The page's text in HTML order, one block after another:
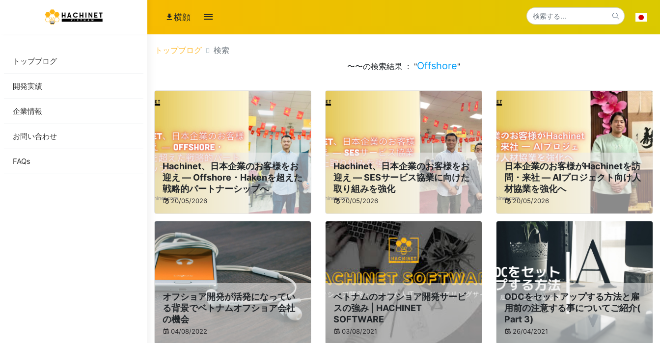
横顔
トップブログ
開発実績
企業情報
お問い合わせ
FAQs
トップブログ
検索
〜〜の検索結果 : "Offshore"
Hachinet、日本企業のお客様をお
迎え ― Offshore・Hakenを超えた
戦略的パートナーシップへ
20/05/2026
Hachinet、日本企業のお客様をお
迎え ― SESサービス協業に向けた
取り組みを強化
20/05/2026
日本企業のお客様がHachinetを訪
問・来社 ― AIプロジェクト向け人
材協業を強化へ
20/05/2026
オフショア開発が活発になってい
る背景でベトナムオフショア会社
の機会
04/08/2022
ベトナムのオフショア開発サービ
スの強み | HACHINET
SOFTWARE
03/08/2021
ODCをセットアップする方法と雇
用前の注意する事についてご紹介(
Part 3)
26/04/2021